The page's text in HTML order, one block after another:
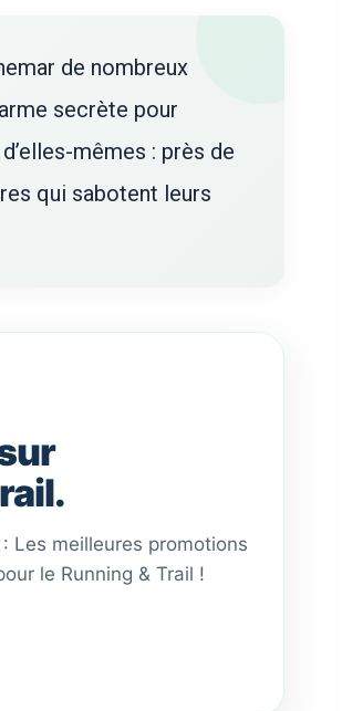
de nombreux
secrète pour
mêmes : près de
qui sabotent leurs
Les meilleures promotions
le Running & Trail !